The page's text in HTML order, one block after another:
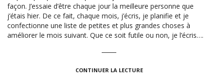
façon. J’essaie d’être chaque jour la meilleure personne que
j’étais hier. De ce fait, chaque mois, j’écris, je planifie et je
confectionne une liste de petites et plus grandes choses à
améliorer le mois suivant. Que ce soit futile ou non, je l’écris….
CONTINUER LA LECTURE